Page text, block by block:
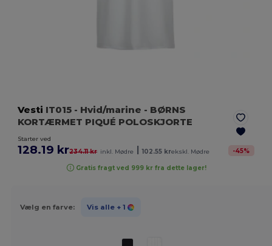
Vesti IT015 - Hvid/marine - BØRNS
KORTÆRMET PIQUÉ POLOSKJORTE
Starter ved
128.19 kr234.11 kr inkl. Mødre 102.55 krekskl. Mødre -45%
Gratis fragt ved 999 kr fra dette lager!
Vælg en farve: Vis alle + 1